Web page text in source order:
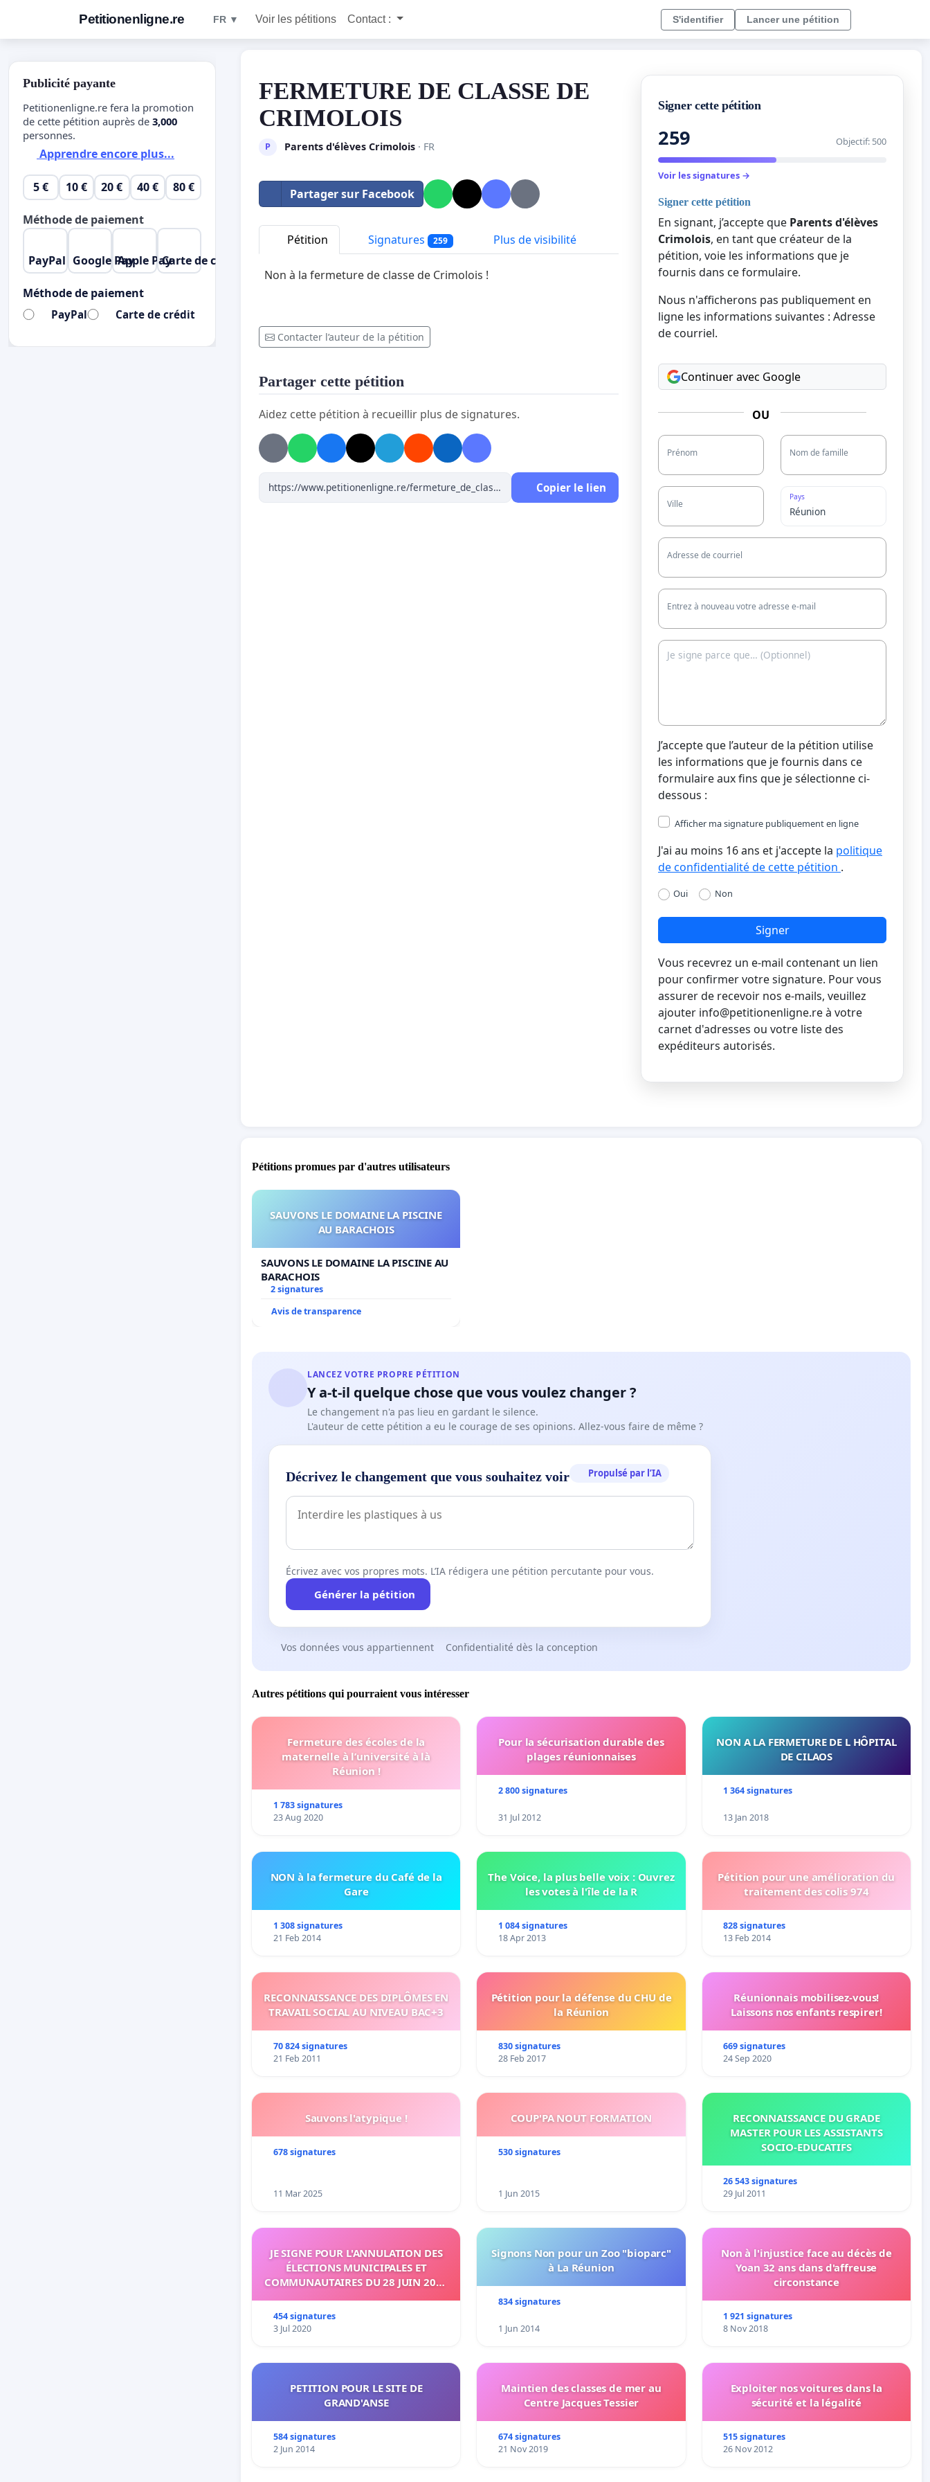
Petitionenligne.re FR ▼ Voir les pétitions Contact : S'identifier Lancer une pétition
FERMETURE DE CLASSE DE
CRIMOLOIS
P Parents d'élèves Crimolois· FR
Partager sur Facebook
Pétition Signatures 259 Plus de visibilité
Non à la fermeture de classe de Crimolois !
Contacter l’auteur de la pétition
Partager cette pétition
Aidez cette pétition à recueillir plus de signatures.
Copier le lien
Signer cette pétition
259 Objectif: 500
Voir les signatures →
Signer cette pétition
En signant, j’accepte que Parents d'élèves
Crimolois, en tant que créateur de la
pétition, voie les informations que je
fournis dans ce formulaire.
Nous n'afficherons pas publiquement en
ligne les informations suivantes : Adresse
de courriel.
Continuer avec Google
OU
Prénom Nom de famille
Ville
Pays
Adresse de courriel
Entrez à nouveau votre adresse e-mail
J’accepte que l’auteur de la pétition utilise
les informations que je fournis dans ce
formulaire aux fins que je sélectionne ci-
dessous :
Afficher ma signature publiquement en ligne
J'ai au moins 16 ans et j'accepte la politique
de confidentialité de cette pétition .
Oui Non
Signer
Vous recevrez un e-mail contenant un lien
pour confirmer votre signature. Pour vous
assurer de recevoir nos e-mails, veuillez
ajouter info@petitionenligne.reà votre
carnet d'adresses ou votre liste des
expéditeurs autorisés.
Pétitions promues par d'autres utilisateurs
SAUVONS LE DOMAINE LA PISCINE
AU BARACHOIS
SAUVONS LE DOMAINE LA PISCINE AU
BARACHOIS
2 signatures
Avis de transparence
LANCEZ VOTRE PROPRE PÉTITION
Y a-t-il quelque chose que vous voulez changer ?
Le changement n'a pas lieu en gardant le silence.
L'auteur de cette pétition a eu le courage de ses opinions. Allez-vous faire de même ?
Décrivez le changement que vous souhaitez voir Propulsé par l’IA
Écrivez avec vos propres mots. L’IA rédigera une pétition percutante pour vous.
Générer la pétition
Vos données vous appartiennent Confidentialité dès la conception
Autres pétitions qui pourraient vous intéresser
Fermeture des écoles de la
maternelle à l’université à là
Réunion !
1 783 signatures
23 Aug 2020
Pour la sécurisation durable des
plages réunionnaises
2 800 signatures
31 Jul 2012
NON A LA FERMETURE DE L HÔPITAL
DE CILAOS
1 364 signatures
13 Jan 2018
NON à la fermeture du Café de la
Gare
1 308 signatures
21 Feb 2014
The Voice, la plus belle voix : Ouvrez
les votes à l'île de la R
1 084 signatures
18 Apr 2013
Pétition pour une amélioration du
traitement des colis 974
828 signatures
13 Feb 2014
RECONNAISSANCE DES DIPLÔMES EN
TRAVAIL SOCIAL AU NIVEAU BAC+3
70 824 signatures
21 Feb 2011
Pétition pour la défense du CHU de
la Réunion
830 signatures
28 Feb 2017
Réunionnais mobilisez-vous!
Laissons nos enfants respirer!
669 signatures
24 Sep 2020
Sauvons l'atypique !
678 signatures
11 Mar 2025
COUP'PA NOUT FORMATION
530 signatures
1 Jun 2015
RECONNAISSANCE DU GRADE
MASTER POUR LES ASSISTANTS
SOCIO-EDUCATIFS
26 543 signatures
29 Jul 2011
JE SIGNE POUR L'ANNULATION DES
ÉLECTIONS MUNICIPALES ET
COMMUNAUTAIRES DU 28 JUIN 2020
454 signatures
3 Jul 2020
Signons Non pour un Zoo "bioparc"
à La Réunion
834 signatures
1 Jun 2014
Non à l'injustice face au décès de
Yoan 32 ans dans d'affreuse
circonstance
1 921 signatures
8 Nov 2018
PETITION POUR LE SITE DE
GRAND'ANSE
584 signatures
2 Jun 2014
Maintien des classes de mer au
Centre Jacques Tessier
674 signatures
21 Nov 2019
Exploiter nos voitures dans la
sécurité et la légalité
515 signatures
26 Nov 2012
Publicité payante
Petitionenligne.re fera la promotion
de cette pétition auprès de 3,000
personnes.
Apprendre encore plus...
5 € 10 € 20 € 40 € 80 €
Méthode de paiement
PayPal Google PayApple PayCarte de crédit
Méthode de paiement
PayPal Carte de crédit